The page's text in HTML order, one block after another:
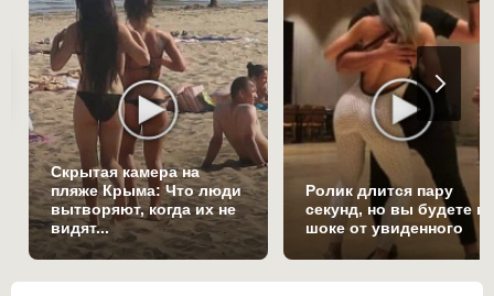
Скрытая камера на
пляже Крыма: Что люди
вытворяют, когда их не
видят...
Ролик длится пару
секунд, но вы будете в
шоке от увиденного